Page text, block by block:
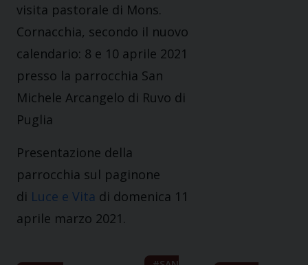
visita pastorale di Mons.
Cornacchia, secondo il nuovo
calendario: 8 e 10 aprile 2021
presso la parrocchia San
Michele Arcangelo di Ruvo di
Puglia
Presentazione della
parrocchia sul paginone
di Luce e Vita di domenica 11
aprile marzo 2021.